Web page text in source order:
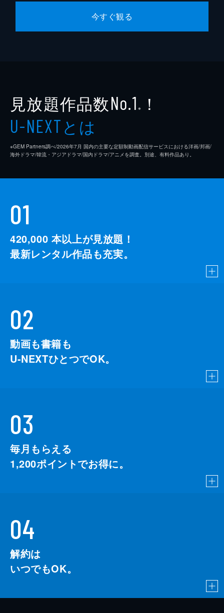
今すぐ観る
見放題作品数No.1 ※ ！
U-NEXTとは
※GEM Partners調べ/2026年7⽉ 国内の主要な定額制動画配信サービスにおける洋画/邦画/
海外ドラマ/韓流・アジアドラマ/国内ドラマ/アニメを調査。別途、有料作品あり。
01
420,000 本以上が見放題！
最新レンタル作品も充実。
02
動画も書籍も
U-NEXTひとつでOK。
03
毎月もらえる
1,200ポイントでお得に。
04
解約は
いつでもOK。